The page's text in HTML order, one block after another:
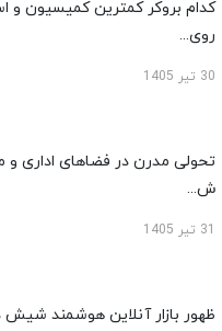
کدام بروکر کمترین کمیسیون و
روی...
30 تیر 1405
تحولی مدرن در فضاهای اداری و
ش...
ظهور بازار آنلاین هوشمند شیش